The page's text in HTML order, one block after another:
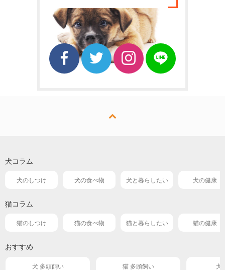
犬コラム
犬のしつけ 犬の食べ物 犬と暮らしたい 犬の健康
猫コラム
猫のしつけ 猫の食べ物 猫と暮らしたい 猫の健康
おすすめ
犬 多頭飼い 猫 多頭飼い 犬